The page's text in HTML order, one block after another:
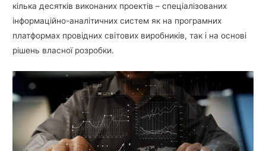
кілька десятків виконаних проектів – спеціалізованих
інформаційно-аналітичних систем як на програмних
платформах провідних світових виробників, так і на основі
рішень власної розробки.